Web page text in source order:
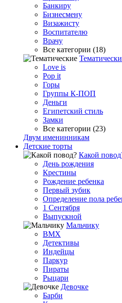
Банкиру
Бизнесмену
Визажисту
Воспитателю
Врачу
Все категории (18)
Love is
Pop it
Горы
Группы К-ПОП
Деньги
Египетский стиль
Замки
Все категории (23)
Двум именинникам
Детские торты
Какой
День рождения
Крестины
Рождение ребенка
Первый зубик
Определение пола
1 Сентября
Выпускной
Мальчику
BMX
Детективы
Индейцы
Паркур
Пираты
Рыцари
Девочке
Барби